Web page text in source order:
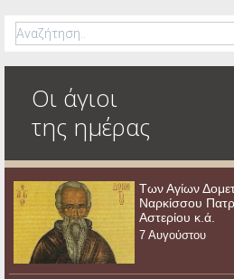
Οι άγιοι
της ημέρας
Των Αγίων
Ναρκίσσου
Αστερίου κ.ά.
7 Αυγούστου